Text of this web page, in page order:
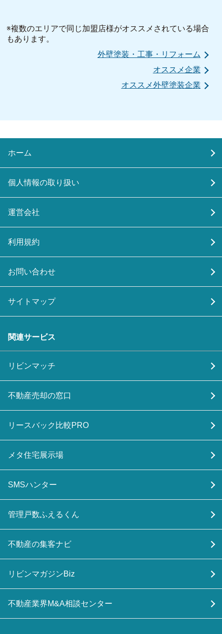
※複数のエリアで同じ加盟店様がオススメされている場合
もあります。
外壁塗装・工事・リフォーム
オススメ企業
オススメ外壁塗装企業
ホーム
個人情報の取り扱い
運営会社
利用規約
お問い合わせ
サイトマップ
関連サービス
リビンマッチ
不動産売却の窓口
リースバック比較PRO
メタ住宅展示場
SMSハンター
管理戸数ふえるくん
不動産の集客ナビ
リビンマガジンBiz
不動産業界M&A相談センター